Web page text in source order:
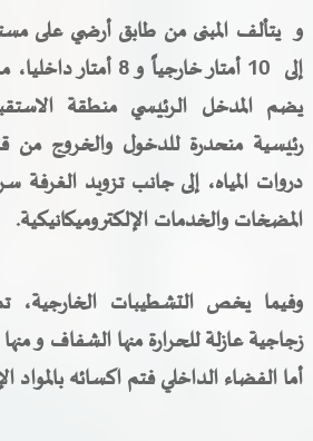
خدمات الموظفين
المكتبة الإلكترونية
و يتألف المبنى من طابق أرضي على
إلى 10 أمتار خارجياً و 8
يضم المدخل الرئيسي منطقة
رئيسية منحدرة للدخول والخروج من
دروات المياه، إلى جانب تزويد
المضخات والخدمات الإلكتروميكانيكية.
وفيما يخص التشطيبات الخارجية، تم
زجاجية عازلة للحرارة منها الشفاف و
أما الفضاء الداخلي فتم اكسائه بالمواد